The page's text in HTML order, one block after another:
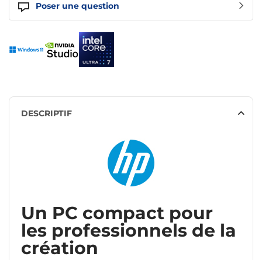
Poser une question
DESCRIPTIF
Un PC compact pour
les professionnels de la
création